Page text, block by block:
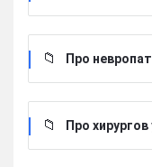
Про
Про